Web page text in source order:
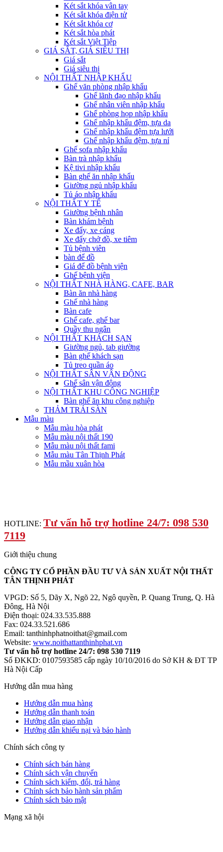
Két sắt khóa vân tay
Két sắt khóa điện tử
Két sắt khóa cơ
Két sắt hòa phát
Két sắt Việt Tiệp
GIÁ SẮT, GIÁ SIÊU THỊ
Giá sắt
Giá siêu thị
NỘI THẤT NHẬP KHẨU
Ghế văn phòng nhập khẩu
Ghế lãnh đạo nhập khẩu
Ghế nhân viên nhập khẩu
Ghế phòng họp nhập khẩu
Ghế nhập khẩu đệm, tựa da
Ghế nhập khẩu đệm tựa lưới
Ghế nhập khẩu đệm, tựa nỉ
Ghế sofa nhập khẩu
Bàn trà nhập khẩu
Kệ tivi nhập khẩu
Bàn ghế ăn nhập khẩu
Giường ngủ nhập khẩu
Tủ áo nhập khẩu
NỘI THẤT Y TẾ
Giường bệnh nhân
Bàn khám bệnh
Xe đẩy, xe cáng
Xe đẩy chở đồ, xe tiêm
Tủ bệnh viên
bàn để đồ
Giá để đồ bệnh viện
Ghế bệnh viện
NỘI THẤT NHÀ HÀNG, CAFE, BAR
Bàn ăn nhà hàng
Ghế nhà hàng
Bàn cafe
Ghế cafe, ghế bar
Quầy thu ngân
NỘI THẤT KHÁCH SẠN
Giường ngủ, tab giường
Bàn ghế khách sạn
Tủ treo quần áo
NỘI THẤT SÂN VẬN ĐỘNG
Ghế sân vận động
NỘI THẤT KHU CÔNG NGHIỆP
Bàn ghế ăn khu công nghiệp
THẢM TRẢI SÀN
Mẫu màu
Mẫu màu hòa phát
Mẫu màu nội thất 190
Mẫu màu nội thất fami
Mẫu màu Tân Thịnh Phát
Mẫu mầu xuân hòa
HOTLINE: Tư vấn hỗ trợ hotline 24/7: 098 530
7119
Giới thiệu chung
CÔNG TY CỔ PHẦN ĐẦU TƯ VÀ SẢN XUẤT NỘI THẤT
TÂN THỊNH PHÁT
VPGD: Số 5, Dãy X, Ngõ 22, Ngô quyền, P. Quang Trung, Q. Hà
Đông, Hà Nội
Điện thoại: 024.33.535.888
Fax: 024.33.521.686
Email: tanthinhphatnoithat@gmail.com
Website: www.noithattanthinhphat.vn
Tư vấn hỗ trợ hotline 24/7: 098 530 7119
Số ĐKKD: 0107593585 cấp ngày 10/10/2016 do Sở KH & ĐT TP
Hà Nội Cấp
Hướng dẫn mua hàng
Hướng dẫn mua hàng
Hướng dẫn thanh toán
Hướng dẫn giao nhận
Hướng dẫn khiếu nại và bảo hành
Chính sách công ty
Chính sách bán hàng
Chính sách vận chuyển
Chính sách kiểm, đổi, trả hàng
Chính sách bảo hành sản phẩm
Chính sách bảo mật
Mạng xã hội